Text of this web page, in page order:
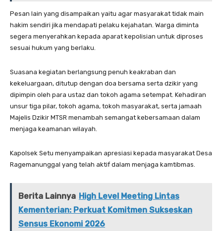
Pesan lain yang disampaikan yaitu agar masyarakat tidak main
hakim sendiri jika mendapati pelaku kejahatan. Warga diminta
segera menyerahkan kepada aparat kepolisian untuk diproses
sesuai hukum yang berlaku.
Suasana kegiatan berlangsung penuh keakraban dan
kekeluargaan, ditutup dengan doa bersama serta dzikir yang
dipimpin oleh para ustaz dan tokoh agama setempat. Kehadiran
unsur tiga pilar, tokoh agama, tokoh masyarakat, serta jamaah
Majelis Dzikir MTSR menambah semangat kebersamaan dalam
menjaga keamanan wilayah.
Kapolsek Setu menyampaikan apresiasi kepada masyarakat Desa
Ragemanunggal yang telah aktif dalam menjaga kamtibmas.
Berita Lainnya High Level Meeting Lintas
Kementerian: Perkuat Komitmen Sukseskan
Sensus Ekonomi 2026